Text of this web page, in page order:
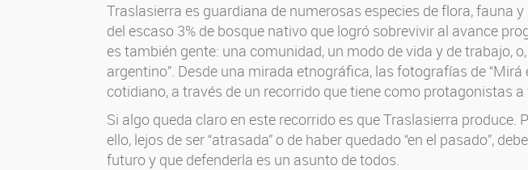
Traslasierra es guardiana de numerosas especies de flora, fauna
del escaso 3% de bosque nativo que logró sobrevivir al avance
es también gente: una comunidad, un modo de vida y de trabajo,
argentino”. Desde una mirada etnográfica, las fotografías de
cotidiano, a través de un recorrido que tiene como protagonistas
Si algo queda claro en este recorrido es que Traslasierra
ello, lejos de ser “atrasada” o de haber quedado “en el pasado”,
futuro y que defenderla es un asunto de todos.